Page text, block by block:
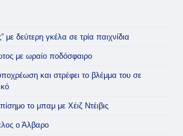
δεύτερη γκέλα σε τρία παιχνίδια
με ωραίο ποδόσφαιρο
και στρέφει το βλέμμα του σε
το μπαμ με Χέιζ Ντέιβις
ο Άλβαρο